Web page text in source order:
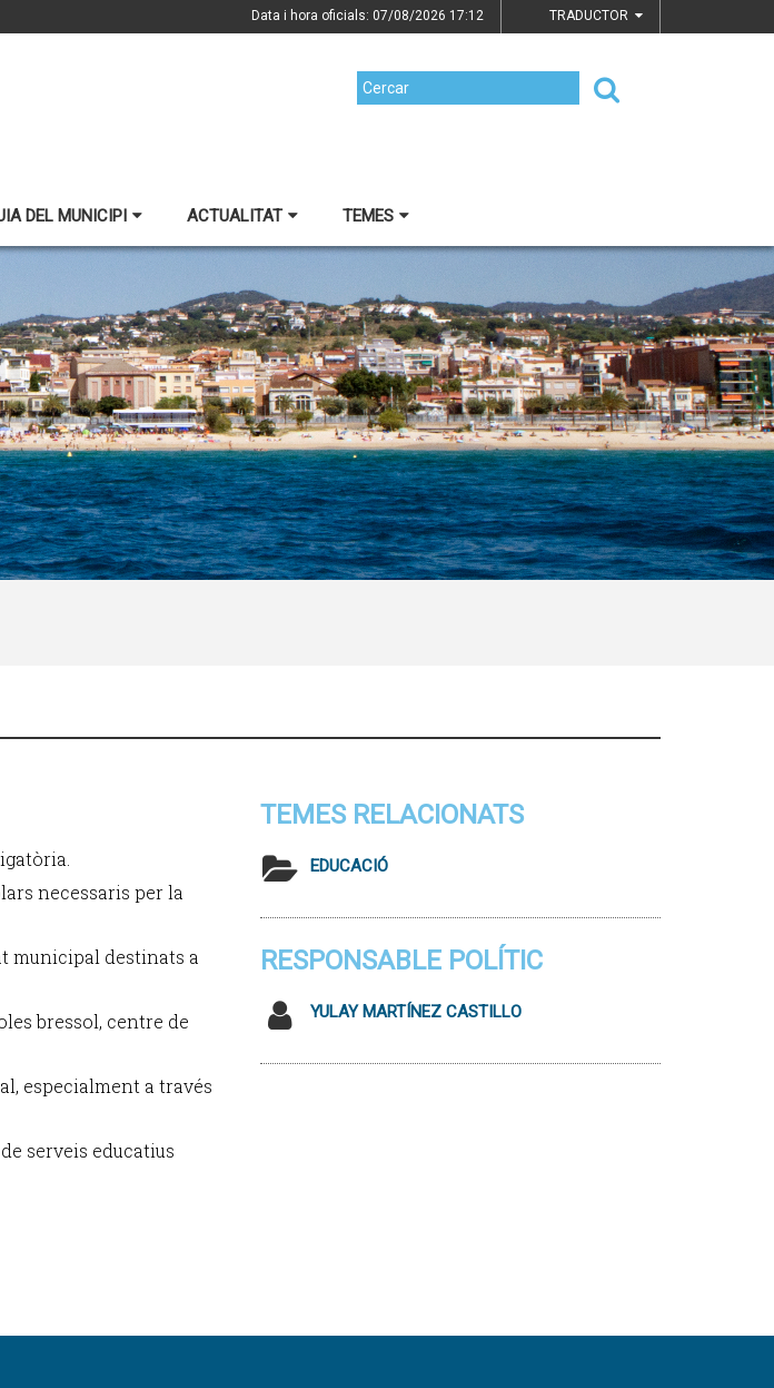
Data i hora oficials: 07/08/2026 17:12 TRADUCTOR
DEL MUNICIPI ACTUALITAT TEMES
necessaris per la
municipal destinats a
bressol, centre de
especialment a través
serveis educatius
TEMES RELACIONATS
EDUCACIÓ
RESPONSABLE POLÍTIC
YULAY MARTÍNEZ CASTILLO